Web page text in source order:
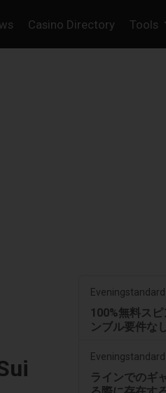
Casino Directory Tools
Eveningstandard
100%無料ス
ンブル要件な
Eveningstandard
ラインでのギ